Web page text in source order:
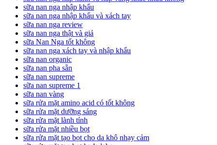
sữa nan nga nhập khẩu
sữa nan nga nhập khẩu và xách tay
sữa nan nga review
sữa nan nga thật và giả
sữa Nan Nga tốt không
sữa nan nga xách tay và nhập khẩu
sữa nan organic
sữa nan pha sẵn
sữa nan supreme
sữa nan supreme 1
sữa nan vàng
sữa rửa mặt amino acid có tốt không
sữa rửa mặt dưỡng sáng
sữa rửa mặt lành tính
sữa rửa mặt nhiều bọt
sữa rửa mặt tạo bọt cho da khô nhạy cảm